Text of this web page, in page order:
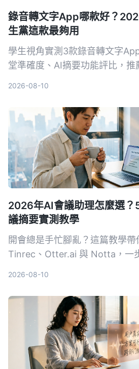
錄音轉文字App哪款好？
生黨這款最夠用
學生視角實測3款錄音轉文字
堂準確度、AI摘要功能評比，
2026-08-10
2026年AI會議助理怎麼選？
議摘要實測教學
開會總是手忙腳亂？這篇教學帶
Tinrec、Otter.ai 與 Notta，一
2026-08-10